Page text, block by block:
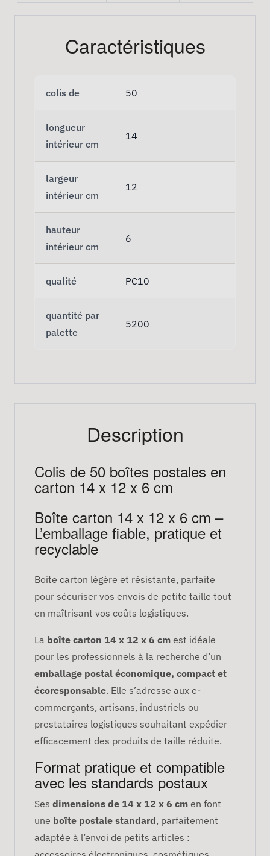
Caractéristiques
colis de 50
longueur
intérieur cm
14
largeur
intérieur cm
12
hauteur
intérieur cm
6
qualité PC10
quantité par
palette
5200
Description
Colis de 50 boîtes postales en
carton 14 x 12 x 6 cm
Boîte carton 14 x 12 x 6 cm –
L’emballage fiable, pratique et
recyclable
Boîte carton légère et résistante, parfaite
pour sécuriser vos envois de petite taille tout
en maîtrisant vos coûts logistiques.
La boîte carton 14 x 12 x 6 cm est idéale
pour les professionnels à la recherche d’un
emballage postal économique, compact et
écoresponsable. Elle s’adresse aux e-
commerçants, artisans, industriels ou
prestataires logistiques souhaitant expédier
efficacement des produits de taille réduite.
Format pratique et compatible
avec les standards postaux
Ses dimensions de 14 x 12 x 6 cm en font
une boîte postale standard, parfaitement
adaptée à l’envoi de petits articles :